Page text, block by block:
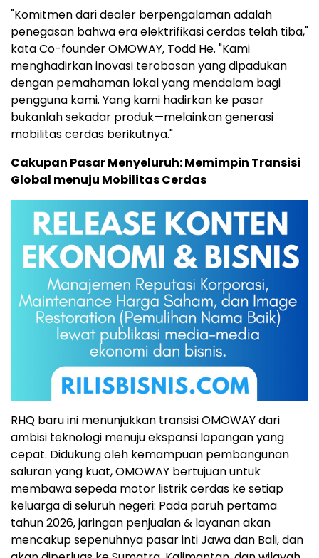
"Komitmen dari dealer berpengalaman adalah
penegasan bahwa era elektrifikasi cerdas telah tiba,"
kata Co-founder OMOWAY, Todd He. "Kami
menghadirkan inovasi terobosan yang dipadukan
dengan pemahaman lokal yang mendalam bagi
pengguna kami. Yang kami hadirkan ke pasar
bukanlah sekadar produk—melainkan generasi
mobilitas cerdas berikutnya."
Cakupan Pasar Menyeluruh: Memimpin Transisi
Global menuju Mobilitas Cerdas
RHQ baru ini menunjukkan transisi OMOWAY dari
ambisi teknologi menuju ekspansi lapangan yang
cepat. Didukung oleh kemampuan pembangunan
saluran yang kuat, OMOWAY bertujuan untuk
membawa sepeda motor listrik cerdas ke setiap
keluarga di seluruh negeri: Pada paruh pertama
tahun 2026, jaringan penjualan & layanan akan
mencakup sepenuhnya pasar inti Jawa dan Bali, dan